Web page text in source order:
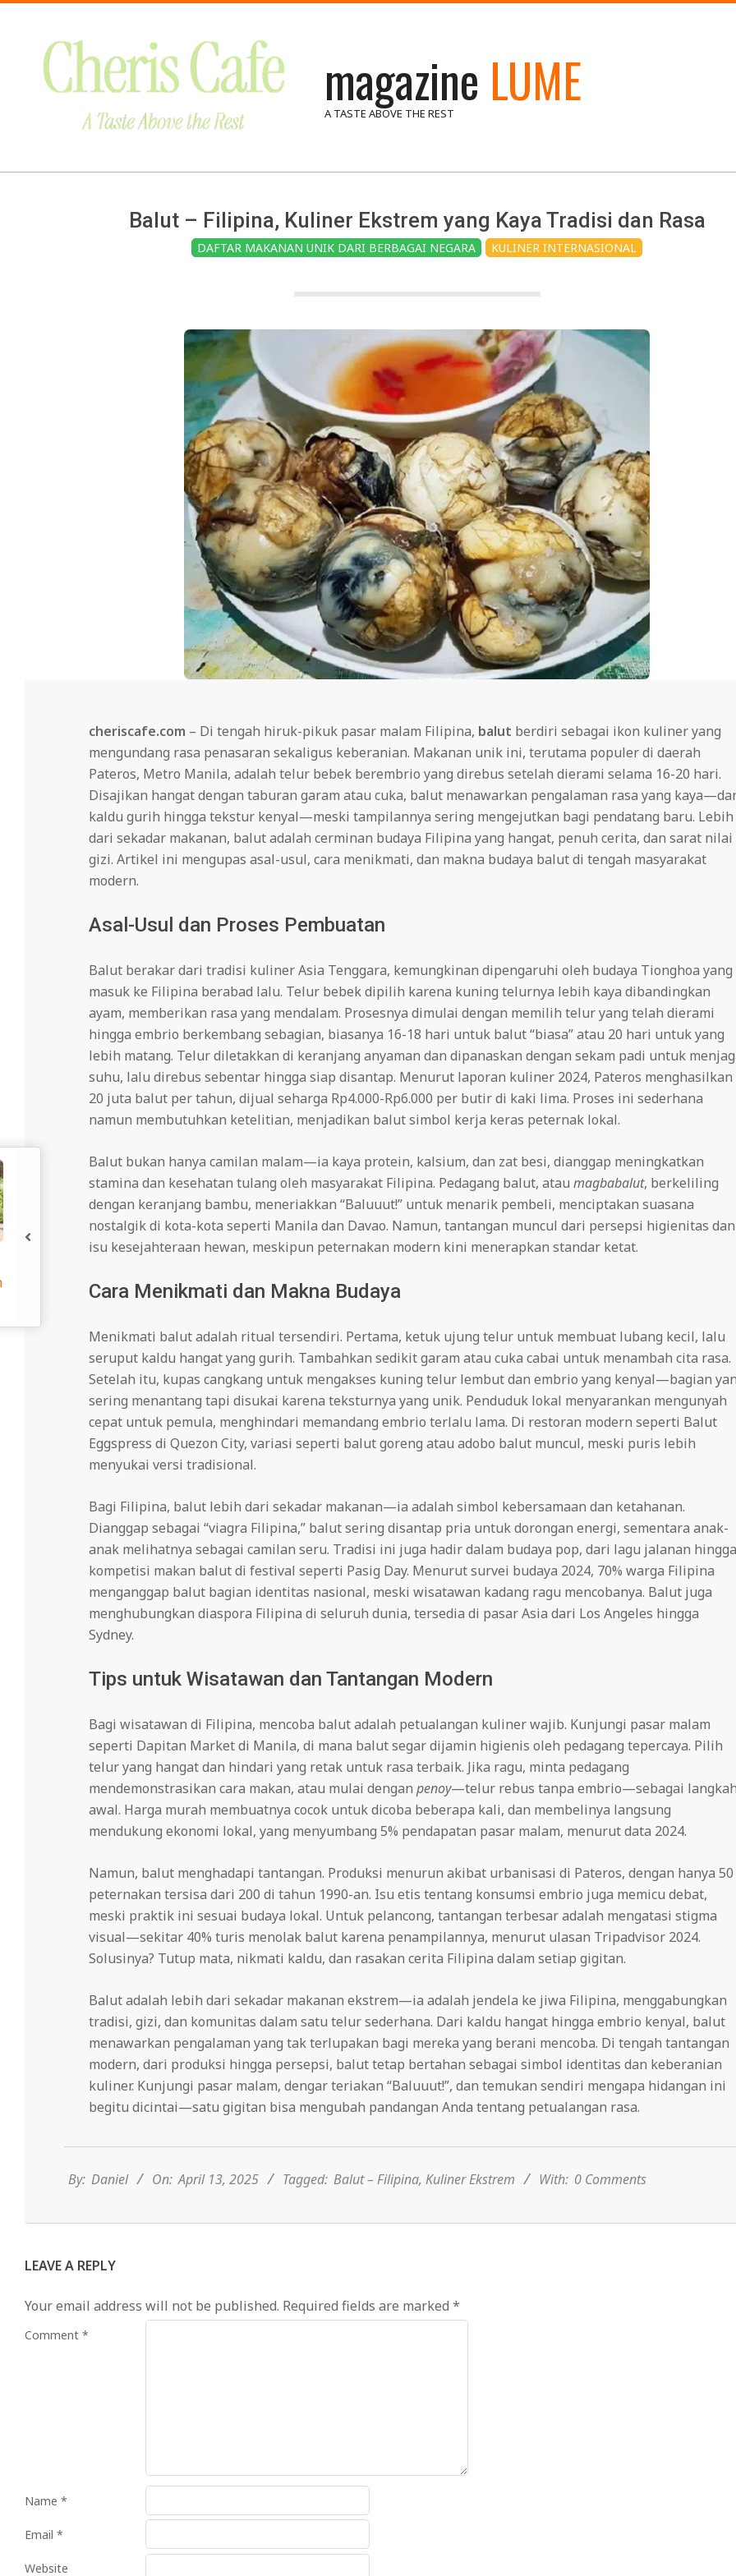
content
magazine LUME
A TASTE ABOVE THE REST
Balut – Filipina, Kuliner Ekstrem yang Kaya Tradisi dan Rasa
DAFTAR MAKANAN UNIK DARI BERBAGAI NEGARA KULINER INTERNASIONAL
cheriscafe.com – Di tengah hiruk-pikuk pasar malam Filipina, balut berdiri sebagai ikon kuliner yang
mengundang rasa penasaran sekaligus keberanian. Makanan unik ini, terutama populer di daerah
Pateros, Metro Manila, adalah telur bebek berembrio yang direbus setelah dierami selama 16-20 hari.
Disajikan hangat dengan taburan garam atau cuka, balut menawarkan pengalaman rasa yang
kaldu gurih hingga tekstur kenyal—meski tampilannya sering mengejutkan bagi pendatang baru. Lebih
dari sekadar makanan, balut adalah cerminan budaya Filipina yang hangat, penuh cerita, dan sarat nilai
gizi. Artikel ini mengupas asal-usul, cara menikmati, dan makna budaya balut di tengah masyarakat
modern.
Asal-Usul dan Proses Pembuatan
Balut berakar dari tradisi kuliner Asia Tenggara, kemungkinan dipengaruhi oleh budaya Tionghoa yang
masuk ke Filipina berabad lalu. Telur bebek dipilih karena kuning telurnya lebih kaya dibandingkan
ayam, memberikan rasa yang mendalam. Prosesnya dimulai dengan memilih telur yang telah dierami
hingga embrio berkembang sebagian, biasanya 16-18 hari untuk balut “biasa” atau 20 hari untuk yang
lebih matang. Telur diletakkan di keranjang anyaman dan dipanaskan dengan sekam padi untuk
suhu, lalu direbus sebentar hingga siap disantap. Menurut laporan kuliner 2024, Pateros menghasilkan
20 juta balut per tahun, dijual seharga Rp4.000-Rp6.000 per butir di kaki lima. Proses ini sederhana
namun membutuhkan ketelitian, menjadikan balut simbol kerja keras peternak lokal.
Balut bukan hanya camilan malam—ia kaya protein, kalsium, dan zat besi, dianggap meningkatkan
stamina dan kesehatan tulang oleh masyarakat Filipina. Pedagang balut, atau magbabalut, berkeliling
dengan keranjang bambu, meneriakkan “Baluuut!” untuk menarik pembeli, menciptakan suasana
nostalgik di kota-kota seperti Manila dan Davao. Namun, tantangan muncul dari persepsi higienitas dan
isu kesejahteraan hewan, meskipun peternakan modern kini menerapkan standar ketat.
Cara Menikmati dan Makna Budaya
Menikmati balut adalah ritual tersendiri. Pertama, ketuk ujung telur untuk membuat lubang kecil, lalu
seruput kaldu hangat yang gurih. Tambahkan sedikit garam atau cuka cabai untuk menambah cita rasa.
Setelah itu, kupas cangkang untuk mengakses kuning telur lembut dan embrio yang kenyal—bagian
sering menantang tapi disukai karena teksturnya yang unik. Penduduk lokal menyarankan mengunyah
cepat untuk pemula, menghindari memandang embrio terlalu lama. Di restoran modern seperti Balut
Eggspress di Quezon City, variasi seperti balut goreng atau adobo balut muncul, meski puris lebih
menyukai versi tradisional.
Bagi Filipina, balut lebih dari sekadar makanan—ia adalah simbol kebersamaan dan ketahanan.
Dianggap sebagai “viagra Filipina,” balut sering disantap pria untuk dorongan energi, sementara anak-
anak melihatnya sebagai camilan seru. Tradisi ini juga hadir dalam budaya pop, dari lagu jalanan hingga
kompetisi makan balut di festival seperti Pasig Day. Menurut survei budaya 2024, 70% warga Filipina
menganggap balut bagian identitas nasional, meski wisatawan kadang ragu mencobanya. Balut juga
menghubungkan diaspora Filipina di seluruh dunia, tersedia di pasar Asia dari Los Angeles hingga
Sydney.
Tips untuk Wisatawan dan Tantangan Modern
Bagi wisatawan di Filipina, mencoba balut adalah petualangan kuliner wajib. Kunjungi pasar malam
seperti Dapitan Market di Manila, di mana balut segar dijamin higienis oleh pedagang tepercaya. Pilih
telur yang hangat dan hindari yang retak untuk rasa terbaik. Jika ragu, minta pedagang
mendemonstrasikan cara makan, atau mulai dengan penoy—telur rebus tanpa embrio—sebagai
awal. Harga murah membuatnya cocok untuk dicoba beberapa kali, dan membelinya langsung
mendukung ekonomi lokal, yang menyumbang 5% pendapatan pasar malam, menurut data 2024.
Namun, balut menghadapi tantangan. Produksi menurun akibat urbanisasi di Pateros, dengan hanya 50
peternakan tersisa dari 200 di tahun 1990-an. Isu etis tentang konsumsi embrio juga memicu debat,
meski praktik ini sesuai budaya lokal. Untuk pelancong, tantangan terbesar adalah mengatasi stigma
visual—sekitar 40% turis menolak balut karena penampilannya, menurut ulasan Tripadvisor 2024.
Solusinya? Tutup mata, nikmati kaldu, dan rasakan cerita Filipina dalam setiap gigitan.
Balut adalah lebih dari sekadar makanan ekstrem—ia adalah jendela ke jiwa Filipina, menggabungkan
tradisi, gizi, dan komunitas dalam satu telur sederhana. Dari kaldu hangat hingga embrio kenyal, balut
menawarkan pengalaman yang tak terlupakan bagi mereka yang berani mencoba. Di tengah tantangan
modern, dari produksi hingga persepsi, balut tetap bertahan sebagai simbol identitas dan keberanian
kuliner. Kunjungi pasar malam, dengar teriakan “Baluuut!”, dan temukan sendiri mengapa hidangan ini
begitu dicintai—satu gigitan bisa mengubah pandangan Anda tentang petualangan rasa.
13
By: Daniel On: April 13, 2025 Tagged: Balut – Filipina, Kuliner Ekstrem With: 0 Comments
LEAVE A REPLY
Your email address will not be published. Required fields are marked *
Comment *
Name *
Email *
Website